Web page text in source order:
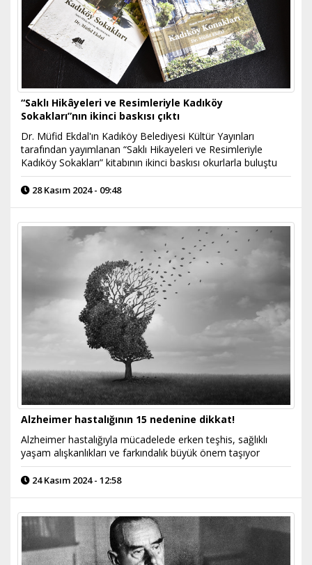
“Saklı Hikâyeleri ve Resimleriyle Kadıköy
Sokakları”nın ikinci baskısı çıktı
Dr. Müfid Ekdal'ın Kadıköy Belediyesi Kültür Yayınları
tarafından yayımlanan “Saklı Hikayeleri ve Resimleriyle
Kadıköy Sokakları” kitabının ikinci baskısı okurlarla buluştu
28 Kasım 2024 - 09:48
Alzheimer hastalığının 15 nedenine dikkat!
Alzheimer hastalığıyla mücadelede erken teşhis, sağlıklı
yaşam alışkanlıkları ve farkındalık büyük önem taşıyor
24 Kasım 2024 - 12:58